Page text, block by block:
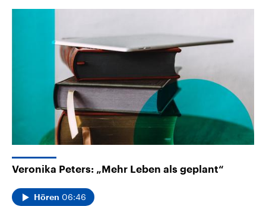
Veronika Peters: „Mehr Leben als geplant“
Hören 06:46